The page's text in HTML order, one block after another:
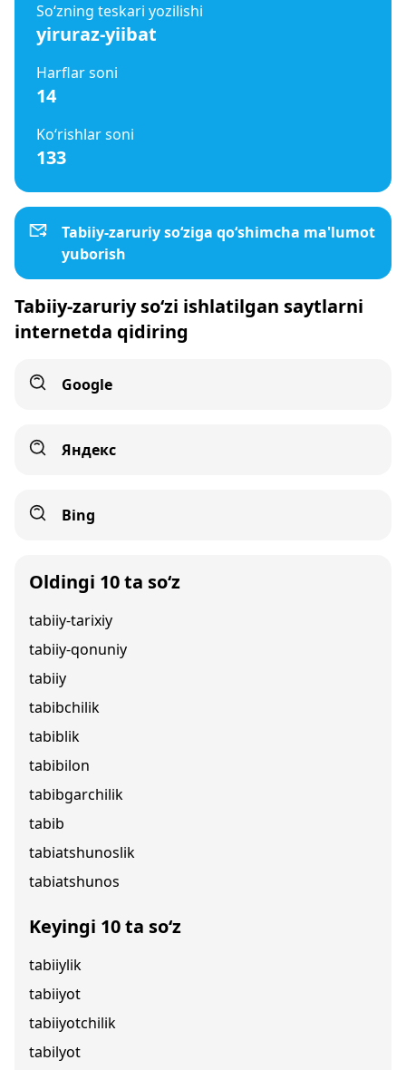
So‘zning teskari yozilishi
yiruraz-yiibat
Harflar soni
14
Ko‘rishlar soni
133
Tabiiy-zaruriy so‘ziga qo‘shimcha ma'lumot
yuborish
Tabiiy-zaruriy so‘zi ishlatilgan saytlarni
internetda qidiring
Google
Яндекс
Bing
Oldingi 10 ta so‘z
tabiiy-tarixiy
tabiiy-qonuniy
tabiiy
tabibchilik
tabiblik
tabibilon
tabibgarchilik
tabib
tabiatshunoslik
tabiatshunos
Keyingi 10 ta so‘z
tabiiylik
tabiiyot
tabiiyotchilik
tabilyot